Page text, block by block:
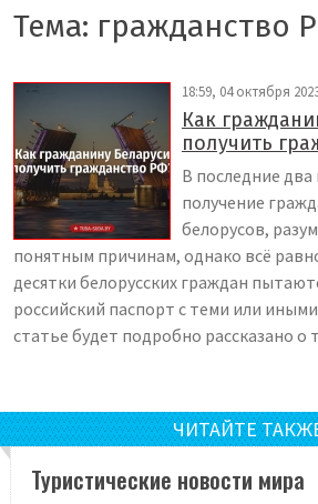
Тема: гражданство
18:59, 04 октября
Как
получить
В последние два
получение
белорусов,
понятным причинам, однако всё
десятки белорусских граждан
российский паспорт с теми или
статье будет подробно рассказано о
ЧИТАЙТЕ
Туристические новости мира